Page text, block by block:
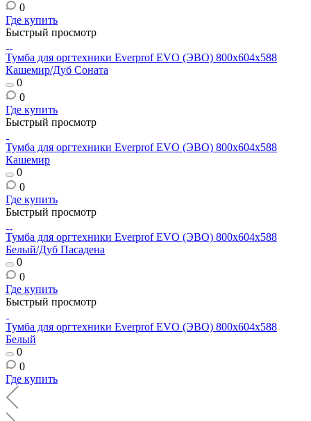
0
Где купить
Быстрый просмотр
Тумба для оргтехники Everprof EVO (ЭВО) 800х604x588
Кашемир/Дуб Соната
0
0
Где купить
Быстрый просмотр
Тумба для оргтехники Everprof EVO (ЭВО) 800х604x588
Кашемир
0
0
Где купить
Быстрый просмотр
Тумба для оргтехники Everprof EVO (ЭВО) 800х604x588
Белый/Дуб Пасадена
0
0
Где купить
Быстрый просмотр
Тумба для оргтехники Everprof EVO (ЭВО) 800х604x588
Белый
0
0
Где купить